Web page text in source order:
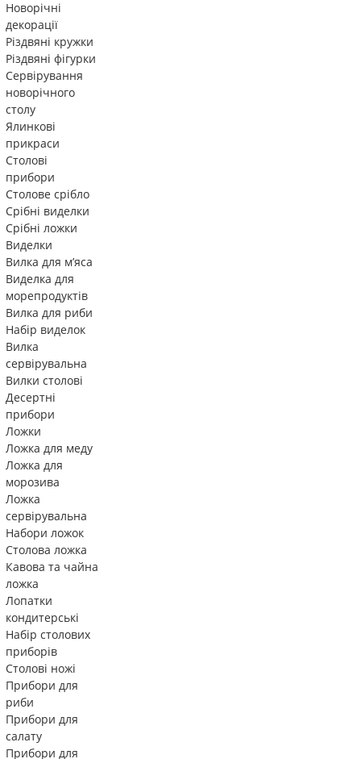
Новорічні
декорації
Різдвяні кружки
Різдвяні фігурки
Сервірування
новорічного
столу
Ялинкові
прикраси
Столові
прибори
Столове срібло
Срібні виделки
Срібні ложки
Виделки
Вилка для м’яса
Виделка для
морепродуктів
Вилка для риби
Набір виделок
Вилка
сервірувальна
Вилки столові
Десертні
прибори
Ложки
Ложка для меду
Ложка для
морозива
Ложка
сервірувальна
Набори ложок
Столова ложка
Кавова та чайна
ложка
Лопатки
кондитерські
Набір столових
приборів
Столові ножі
Прибори для
риби
Прибори для
салату
Прибори для